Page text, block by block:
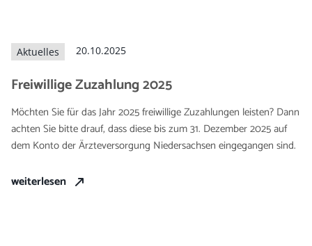
Aktuelles 20.10.2025
Freiwillige Zuzahlung 2025
Möchten Sie für das Jahr 2025 freiwillige Zuzahlungen leisten? Dann
achten Sie bitte drauf, dass diese bis zum 31. Dezember 2025 auf
dem Konto der Ärzteversorgung Niedersachsen eingegangen sind.
weiterlesen